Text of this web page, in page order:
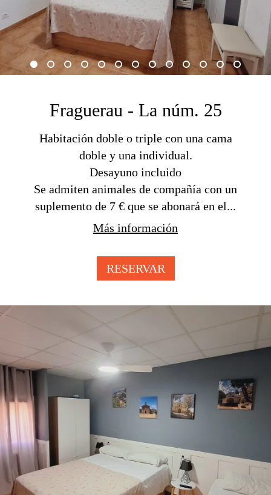
Fraguerau - La núm. 25
Habitación doble o triple con una cama
doble y una individual.
Desayuno incluido
Se admiten animales de compañía con un
suplemento de 7 € que se abonará en el...
Más información
RESERVAR